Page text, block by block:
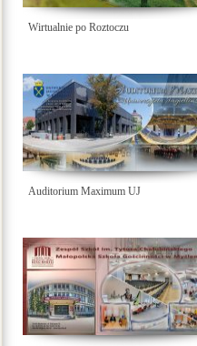
Wirtualnie po Roztoczu
Auditorium Maximum UJ